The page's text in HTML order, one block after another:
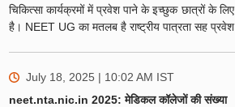
चिकित्सा कार्यक्रमों में प्रवेश पाने के इच्छुक छात्रों के
है। NEET UG का मतलब है राष्ट्रीय पात्रता सह प्रवेश
July 18, 2025 | 10:02 AM IST
neet.nta.nic.in 2025: मेडिकल कॉलेजों की संख्या